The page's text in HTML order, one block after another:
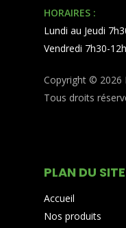
HORAIRES :
Lundi au Jeudi
Vendredi 7h30-
Copyright © 2026
Tous droits
PLAN DU SITE
Accueil
Nos produits